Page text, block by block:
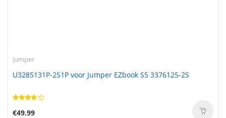
Jumper
U3285131P-2S1P voor Jumper EZbook S5 3376125-2S
€49.99